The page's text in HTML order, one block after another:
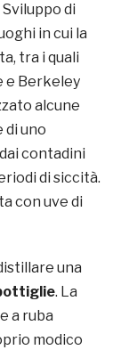
di
in cui la
tra i quali
e Berkeley
alcune
di uno
contadini
di siccità.
con uve di
una
. La
a ruba
modico